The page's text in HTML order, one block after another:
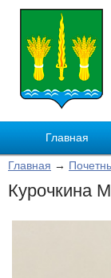
Главная
Главная →
Курочкина